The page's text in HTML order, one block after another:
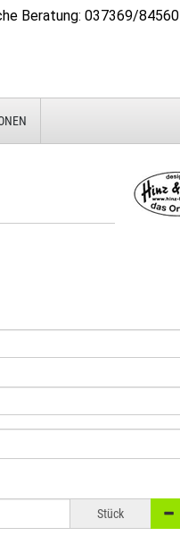
Beratung: 037369/84560
Stück